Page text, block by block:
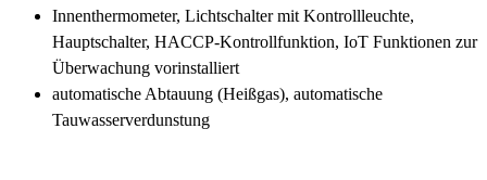
Innenthermometer, Lichtschalter mit Kontrollleuchte,
Hauptschalter, HACCP-Kontrollfunktion, IoT Funktionen zur
Überwachung vorinstalliert
automatische Abtauung (Heißgas), automatische
Tauwasserverdunstung